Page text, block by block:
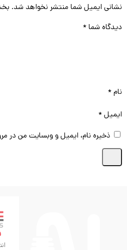
نشانی ایمیل شما منتشر نخواهد شد.
دیدگاه شما*
نام*
ایمیل*
ذخیره نام، ایمیل و وبسایت من در